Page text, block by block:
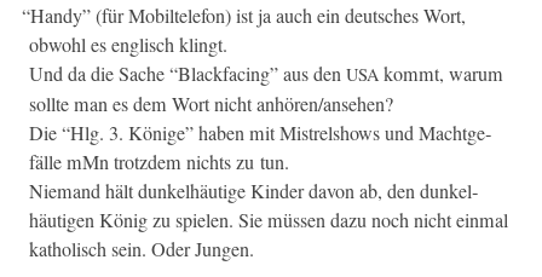
“Handy” (für Mobil­tele­fon) ist ja auch ein deutsches Wort,
obwohl es englisch klingt.
Und da die Sache “Black­fac­ing” aus den USA kommt, warum
sollte man es dem Wort nicht anhören/ansehen?
Die “Hlg. 3. Könige” haben mit Mis­trelshows und Macht­ge­
fälle mMn trotz­dem nichts zu tun.
Nie­mand hält dunkel­häutige Kinder davon ab, den dunkel­
häuti­gen König zu spie­len. Sie müssen dazu noch nicht ein­mal
katholisch sein. Oder Jungen.